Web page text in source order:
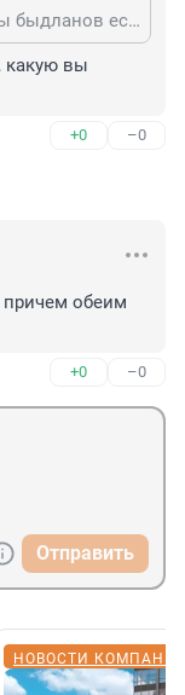
Так умышленный вред со стороны быдланов есть
какую вы
+0 –0
причем обеим
+0 –0
Отправить
НОВОСТИ